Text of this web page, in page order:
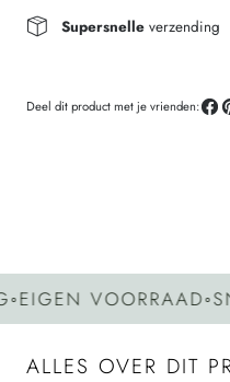
Supersnelleverzending
Deel dit product met je vrienden:
VOORRAAD◦
ALLES OVER DIT